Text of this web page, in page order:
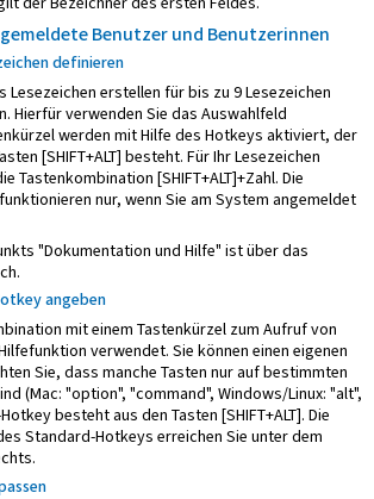
Benutzer und Benutzerinnen
definieren
Lesezeichen erstellen für bis zu 9 Lesezeichen
Hierfür verwenden Sie das Auswahlfeld
werden mit Hilfe des Hotkeys aktiviert, der
[SHIFT+ALT] besteht. Für Ihr Lesezeichen
Tastenkombination [SHIFT+ALT]+Zahl. Die
nur, wenn Sie am System angemeldet
"Dokumentation und Hilfe" ist über das
angeben
mit einem Tastenkürzel zum Aufruf von
verwendet. Sie können einen eigenen
Sie, dass manche Tasten nur auf bestimmten
(Mac: "option", "command", Windows/Linux: "alt",
besteht aus den Tasten [SHIFT+ALT]. Die
Standard-Hotkeys erreichen Sie unter dem